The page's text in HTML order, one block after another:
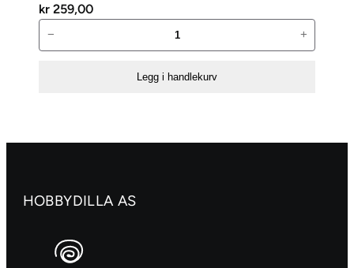
kr 259,00
and
Home-
− +
Legg i handlekurv
HOBBYDILLA AS